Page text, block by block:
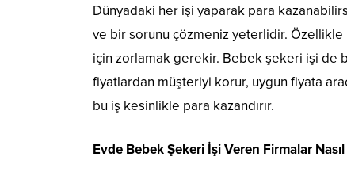
Dünyadaki her işi yaparak para
ve bir sorunu çözmeniz yeterlidir.
için zorlamak gerekir. Bebek şekeri işi de
fiyatlardan müşteriyi korur, uygun fiyata
bu iş kesinlikle para kazandırır.
Evde Bebek Şekeri İşi Veren Firmalar